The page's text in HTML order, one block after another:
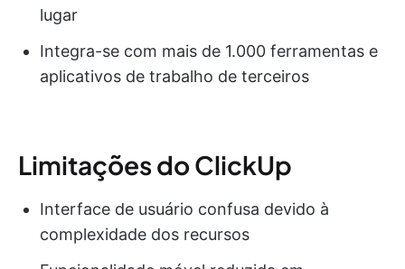
lugar
Integra-se com mais de 1.000 ferramentas e
aplicativos de trabalho de terceiros
Limitações do ClickUp
Interface de usuário confusa devido à
complexidade dos recursos